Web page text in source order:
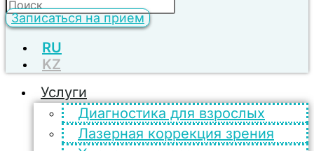
Записаться на прием
RU
KZ
Услуги
Диагностика для взрослых
Лазерная коррекция зрения